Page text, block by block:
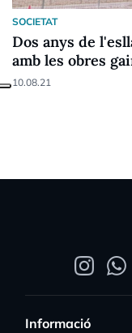
SOCIETAT
Dos anys de
amb les obres
reclamació que
10.08.21
Informació